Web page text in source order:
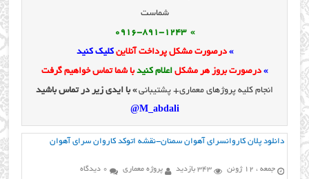
شماست
» 0916-891-1243
» درصورت مشکل پرداخت آنلاینکلیک کنید
» درصورت بروز هر مشکل اعلام کنیدبا شما تماس خواهیم گرفت
انجام کلیه پروژهای معماری+ پشتیبانی» با ایدی زیر در تماس باشید
M_abdali@
دانلود پلان کاروانسرای آهوان سمنان-نقشه اتوکد کاروان سرای آهوان
جمعه ، 12 ژوئن 343 بازدید پروژه معماری 0 دیدگاه